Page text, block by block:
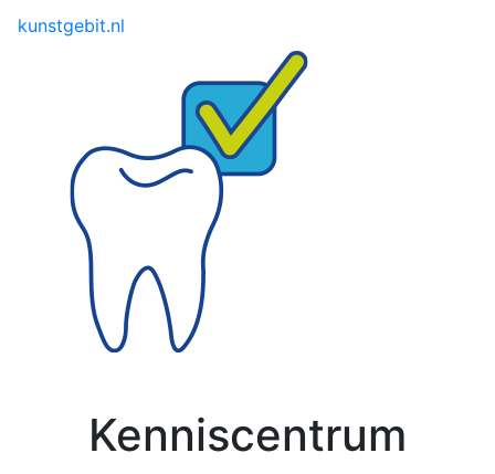
kunstgebit.nl
Kenniscentrum